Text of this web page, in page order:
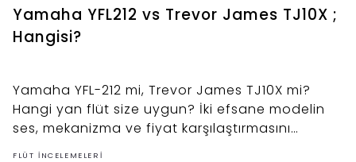
Yamaha YFL212 vs Trevor James TJ10X ;
Hangisi?
Yamaha YFL-212 mi, Trevor James TJ10X mi?
Hangi yan flüt size uygun? İki efsane modelin
ses, mekanizma ve fiyat karşılaştırmasını
uzmanından hemen inceleyin.
FLÜT İNCELEMELERI